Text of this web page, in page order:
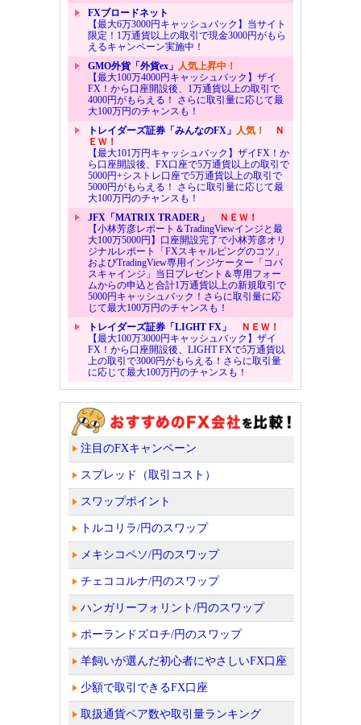
FXブロードネット
【最大6万3000円キャッシュバック】当サイト
限定！1万通貨以上の取引で現金3000円がもら
えるキャンペーン実施中！
GMO外貨「外貨ex」 人気上昇中！
【最大100万4000円キャッシュバック】ザイ
FX！から口座開設後、1万通貨以上の取引で
4000円がもらえる！ さらに取引量に応じて最
大100万円のチャンスも！
トレイダーズ証券「みんなのFX」 人気！
Ｎ
ＥＷ！
【最大101万円キャッシュバック】ザイFX！か
ら口座開設後、FX口座で5万通貨以上の取引で
5000円+シストレ口座で5万通貨以上の取引で
5000円がもらえる！ さらに取引量に応じて最
大100万円のチャンスも！
JFX「MATRIX TRADER」
ＮＥＷ！
【小林芳彦レポート＆TradingViewインジと最
大100万5000円】口座開設完了で小林芳彦オリ
ジナルレポート「FXスキャルピングのコツ」
およびTradingView専用インジケーター「コバ
スキャインジ」当日プレゼント＆専用フォー
ムからの申込と合計1万通貨以上の新規取引で
5000円キャッシュバック！さらに取引量に応
じて最大100万円のチャンスも！
トレイダーズ証券「LIGHT FX」
ＮＥＷ！
【最大100万3000円キャッシュバック】ザイ
FX！から口座開設後、LIGHT FXで5万通貨以
上の取引で3000円がもらえる！さらに取引量
に応じて最大100万円のチャンスも！
注目のFXキャンペーン
スプレッド（取引コスト）
スワップポイント
トルコリラ/円のスワップ
メキシコペソ/円のスワップ
チェココルナ/円のスワップ
ハンガリーフォリント/円のスワップ
ポーランドズロチ/円のスワップ
羊飼いが選んだ初心者にやさしいFX口座
少額で取引できるFX口座
取扱通貨ペア数や取引量ランキング